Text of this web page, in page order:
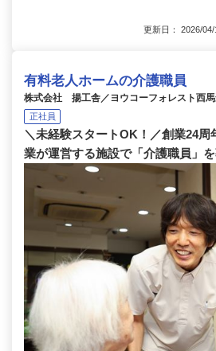
更新日： 2026/
有料老人ホームの介護職員
株式会社 揚工舎／ヨウコーフォレスト西
正社員
＼未経験スタートOK！／創業24周
業が運営する施設で「介護職員」を